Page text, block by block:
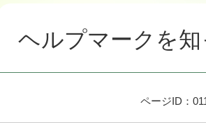
ヘルプマークを
ページID：